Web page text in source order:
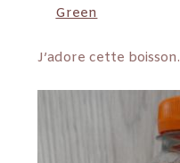
Green
J’adore cette boisson.